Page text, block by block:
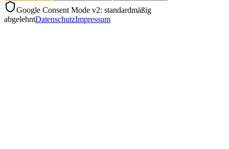
Google Consent Mode v2: standardmäßig
abgelehntDatenschutzImpressum